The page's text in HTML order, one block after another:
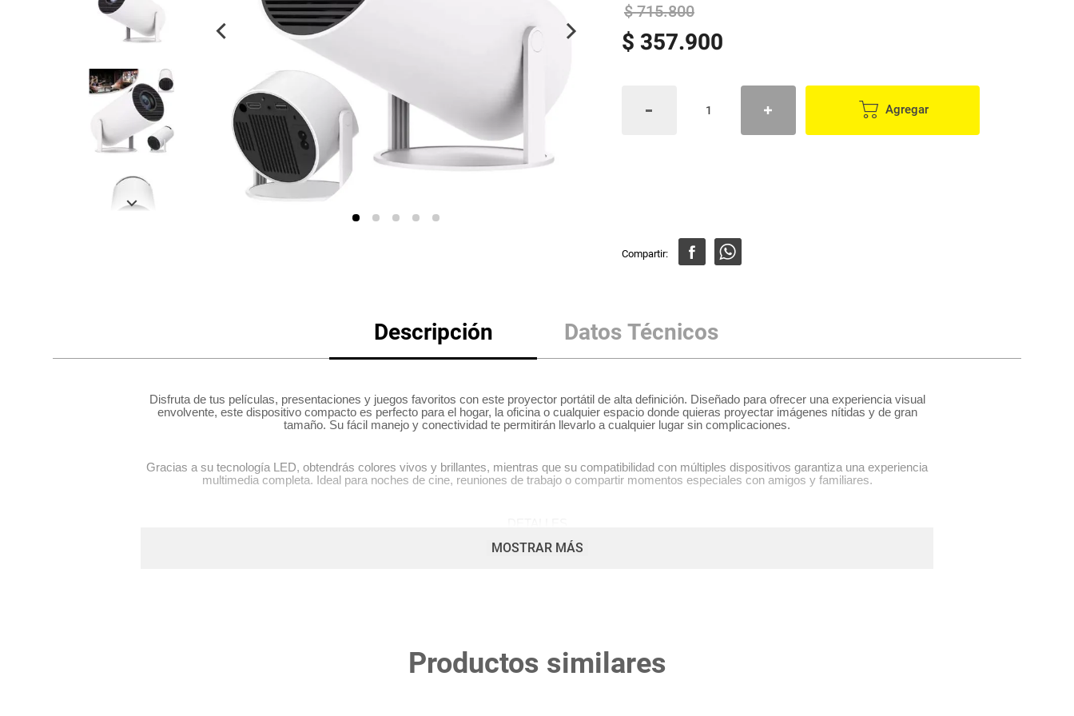
vinos y licores
cuidado del bebé
mascotas
$ 715.800
$ 357.900
Agregar
Descripción Datos Técnicos
Disfruta de tus películas, presentaciones y juegos favoritos con este proyector portátil de alta definición. Diseñado para ofrecer una experiencia visual
envolvente, este dispositivo compacto es perfecto para el hogar, la oficina o cualquier espacio donde quieras proyectar imágenes nítidas y de gran
tamaño. Su fácil manejo y conectividad te permitirán llevarlo a cualquier lugar sin complicaciones.
Gracias a su tecnología LED, obtendrás colores vivos y brillantes, mientras que su compatibilidad con múltiples dispositivos garantiza una experiencia
multimedia completa. Ideal para noches de cine, reuniones de trabajo o compartir momentos especiales con amigos y familiares.
resolución Full HD: 1920x1080P
Material: PVC
MOSTRAR MÁS
Productos similares
Mantequilla